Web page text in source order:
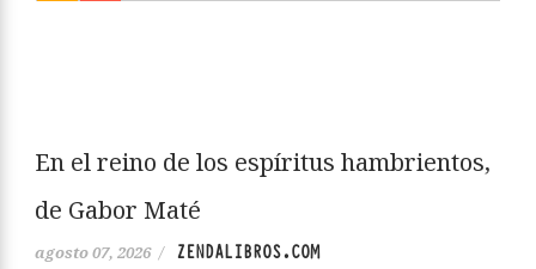
En el reino de los espíritus hambrientos,
de Gabor Maté
agosto 07, 2026 / ZENDALIBROS.COM